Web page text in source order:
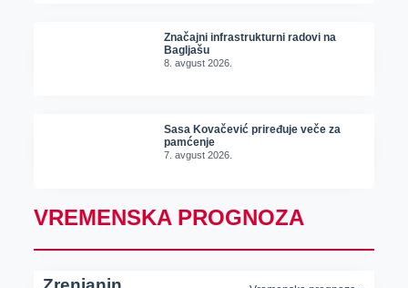
Značajni infrastrukturni radovi na
Bagljašu
8. avgust 2026.
Sasa Kovačević priređuje veče za
pamćenje
7. avgust 2026.
VREMENSKA PROGNOZA